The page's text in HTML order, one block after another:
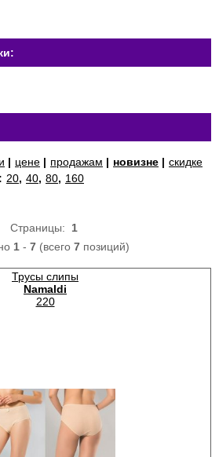
| цене | продажам | новизне | скидке
20, 40, 80, 160
Страницы: 1
1- 7(всего 7позиций)
Трусы слипы
Namaldi
220